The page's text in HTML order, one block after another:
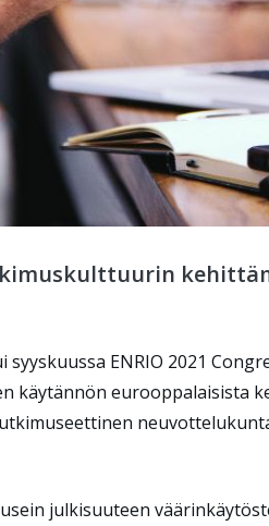
ENRIO 2021
käytännön eurooppalaisista
julkisuuteen